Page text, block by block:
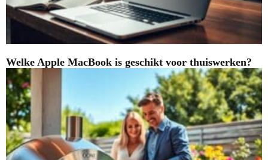
Welke Apple MacBook is geschikt voor thuiswerken?